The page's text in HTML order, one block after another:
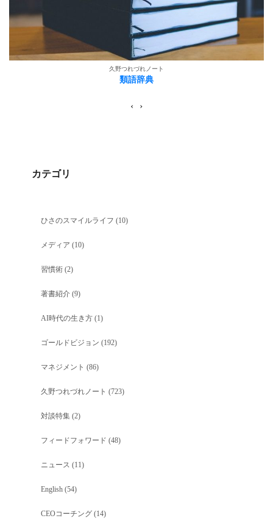
久野つれづれノート
類語辞典
‹ ›
カテゴリ
ひさのスマイルライフ (10)
メディア (10)
習慣術(2)
著書紹介(9)
AI時代の生き方(1)
ゴールドビジョン (192)
マネジメント (86)
久野つれづれノート (723)
対談特集(2)
フィードフォワード (48)
ニュース (11)
English(54)
CEOコーチング(14)